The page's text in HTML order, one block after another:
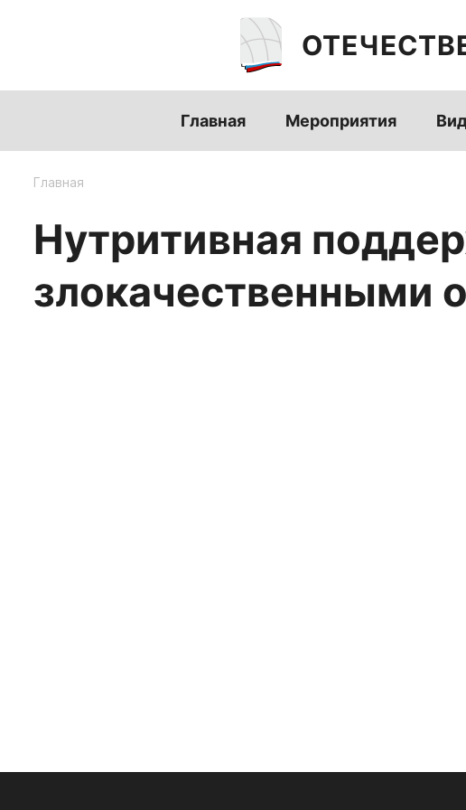
Главная Мероприятия
Главная
Нутритивная
злокачественными